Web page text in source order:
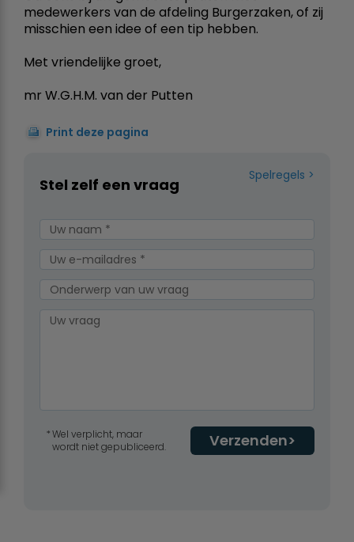
medewerkers van de afdeling Burgerzaken, of zij
misschien een idee of een tip hebben.
Met vriendelijke groet,
mr W.G.H.M. van der Putten
Print deze pagina
Spelregels
Stel zelf een vraag
Verzenden
Wel verplicht, maar
wordt niet gepubliceerd.